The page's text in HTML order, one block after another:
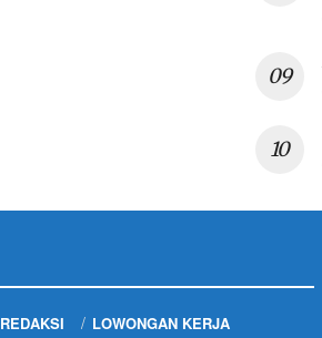
REDAKSI LOWONGAN KERJA